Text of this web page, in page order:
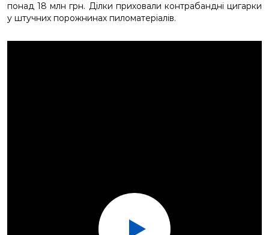
понад 18 млн грн. Ділки приховали контрабандні цигарки
у штучних порожнинах пиломатеріалів.